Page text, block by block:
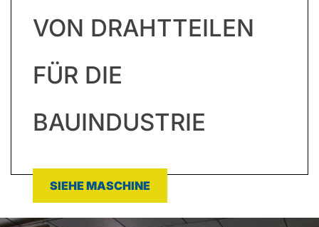
VON DRAHTTEILEN
FÜR DIE
BAUINDUSTRIE
SIEHE MASCHINE